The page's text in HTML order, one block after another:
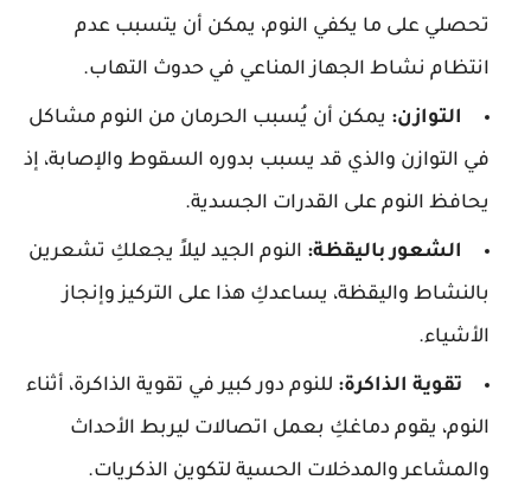
تحصلي على ما يكفي النوم، يمكن أن يتسبب عدم
انتظام نشاط الجهاز المناعي في حدوث التهاب.
التوازن: يمكن أن يُسبب الحرمان من النوم مشاكل
في التوازن والذي قد يسبب بدوره السقوط والإصابة، إذ
يحافظ النوم على القدرات الجسدية.
الشعور باليقظة: النوم الجيد ليلاً يجعلكِ تشعرين
بالنشاط واليقظة، يساعدكِ هذا على التركيز وإنجاز
الأشياء.
تقوية الذاكرة: للنوم دور كبير في تقوية الذاكرة، أثناء
النوم، يقوم دماغكِ بعمل اتصالات ليربط الأحداث
والمشاعر والمدخلات الحسية لتكوين الذكريات.